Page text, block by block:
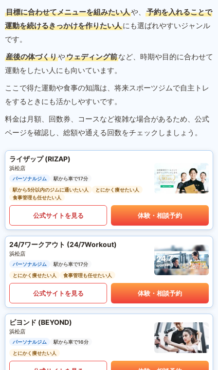
目標に合わせてメニューを組みたい人や、
予約を入れることで
運動を続けるきっかけを作りたい人にも選ばれやすいジャンル
です。
産後の体づくりやウェディング前など、時期や目的に合わせて
運動をしたい人にも向いています。
ここで得た運動や食事の知識は、将来スポーツジムで自主トレ
をするときにも活かしやすいです。
料金は月額、回数券、コースなど複雑な場合があるため、公式
ページを確認し、総額や通える回数をチェックしましょう。
ライザップ (RIZAP)
浜松店
パーソナルジム
駅から車で17分
駅から5分以内のジムに通いたい人
とにかく痩せたい人
食事管理も任せたい人
公式サイトを見る 体験・相談予約
24/7ワークアウト (24/7Workout)
浜松店
パーソナルジム
駅から車で17分
とにかく痩せたい人
食事管理も任せたい人
公式サイトを見る 体験・相談予約
ビヨンド (BEYOND)
浜松店
パーソナルジム
駅から車で16分
とにかく痩せたい人